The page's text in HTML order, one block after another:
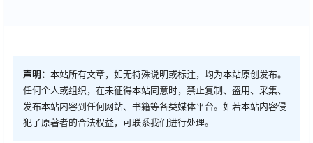
声明： 本站所有文章，如无特殊说明或标注，均为本站原创发布。
任何个人或组织，在未征得本站同意时，禁止复制、盗用、采集、
发布本站内容到任何网站、书籍等各类媒体平台。如若本站内容侵
犯了原著者的合法权益，可联系我们进行处理。